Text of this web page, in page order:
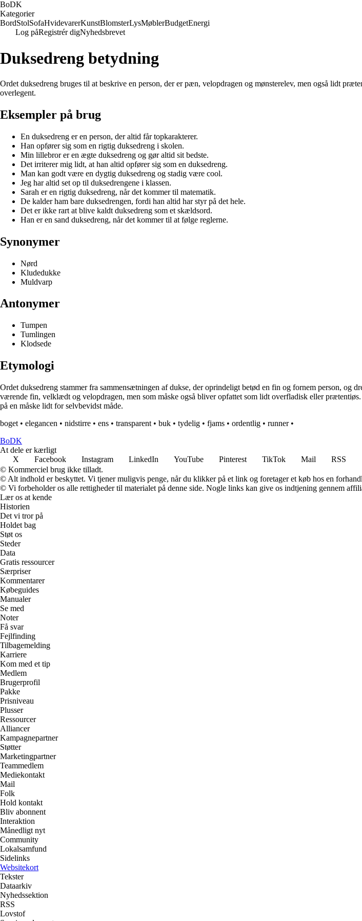
BoDK
Kategorier
BordStolSofaHvidevarerKunstBlomsterLysMøblerBudgetEnergi
Log påRegistrér digNyhedsbrevet
Duksedreng betydning
Ordet duksedreng bruges til at beskrive en person, der er pæn, velopdragen og mønsterelev, men også lidt
overlegent.
Eksempler på brug
En duksedreng er en person, der altid får topkarakterer.
Han opfører sig som en rigtig duksedreng i skolen.
Min lillebror er en ægte duksedreng og gør altid sit bedste.
Det irriterer mig lidt, at han altid opfører sig som en duksedreng.
Man kan godt være en dygtig duksedreng og stadig være cool.
Jeg har altid set op til duksedrengene i klassen.
Sarah er en rigtig duksedreng, når det kommer til matematik.
De kalder ham bare duksedrengen, fordi han altid har styr på det hele.
Det er ikke rart at blive kaldt duksedreng som et skældsord.
Han er en sand duksedreng, når det kommer til at følge reglerne.
Synonymer
Nørd
Kludedukke
Muldvarp
Antonymer
Tumpen
Tumlingen
Klodsede
Etymologi
Ordet duksedreng stammer fra sammensætningen af dukse, der oprindeligt betød en fin og fornem person, og
værende fin, velklædt og velopdragen, men som måske også bliver opfattet som lidt overfladisk eller
på en måske lidt for selvbevidst måde.
boget • elegancen • nidstirre • ens • transparent • buk • tydelig • fjams • ordentlig • runner•
BoDK
At dele er kærligt
X
Facebook Instagram LinkedIn YouTube Pinterest TikTok Mail
RSS
© Kommerciel brug ikke tilladt.
© Alt indhold er beskyttet. Vi tjener muligvis penge, når du klikker på et link og foretager et køb hos en
© Vi forbeholder os alle rettigheder til materialet på denne side. Nogle links kan give os indtjening gennem
Lær os at kende
Historien
Det vi tror på
Holdet bag
Støt os
Steder
Data
Gratis ressourcer
Særpriser
Kommentarer
Købeguides
Manualer
Se med
Noter
Få svar
Fejlfinding
Tilbagemelding
Karriere
Kom med et tip
Medlem
Brugerprofil
Pakke
Prisniveau
Plusser
Ressourcer
Alliancer
Kampagnepartner
Støtter
Marketingpartner
Teammedlem
Mediekontakt
Mail
Folk
Hold kontakt
Bliv abonnent
Interaktion
Månedligt nyt
Community
Lokalsamfund
Sidelinks
Websitekort
Tekster
Dataarkiv
Nyhedssektion
RSS
Lovstof